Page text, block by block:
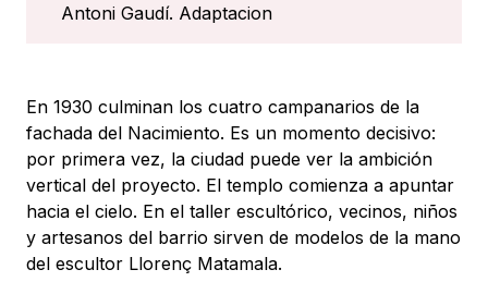
Antoni Gaudí. Adaptacion
En 1930 culminan los cuatro campanarios de la
fachada del Nacimiento. Es un momento decisivo:
por primera vez, la ciudad puede ver la ambición
vertical del proyecto. El templo comienza a apuntar
hacia el cielo. En el taller escultórico, vecinos, niños
y artesanos del barrio sirven de modelos de la mano
del escultor Llorenç Matamala.